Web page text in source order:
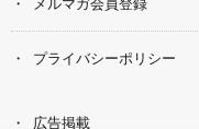
プライバシーポリシー
広告掲載